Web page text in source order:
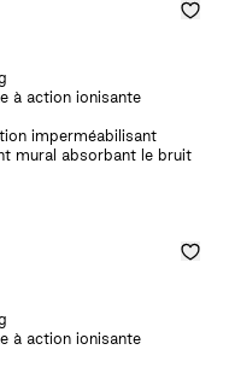
à action ionisante
imperméabilisant
mural absorbant le bruit
à action ionisante